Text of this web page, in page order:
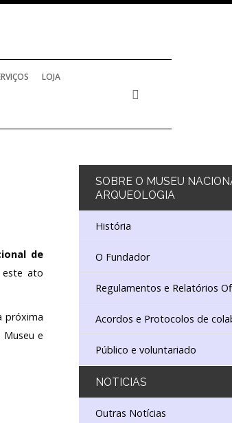
SERVIÇO DE DOCUMENTAÇÃO
ARQUIVO HISTÓRICO
SERVIÇO EDUCATIVO E DE EXTENSÃO CULTURAL
PROGRAMA EDUCATIVO
LABORATÓRIO DE CONSERVAÇÃO E RESTAURO
LOJA
de
este ato
próxima
e
SOBRE O MUSEU
ARQUEOLOGIA
História
O Fundador
Regulamentos e Relatórios
Acordos e Protocolos de
Público e voluntariado
NOTICIAS
Outras Notícias